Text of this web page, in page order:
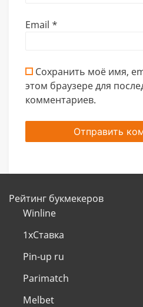
Email *
Сохранить моё имя,
этом браузере для
комментариев.
Рейтинг букмекеров
Winline
1хСтавка
Pin-up ru
Parimatch
Melbet